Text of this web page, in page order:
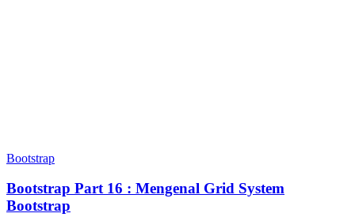
Bootstrap
Bootstrap Part 16 : Mengenal Grid System
Bootstrap